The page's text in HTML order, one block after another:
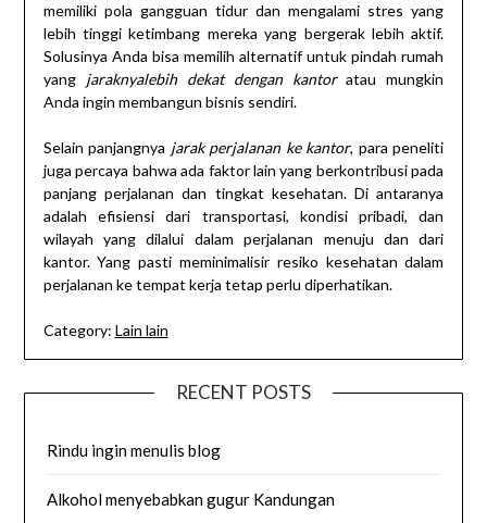
memiliki pola gangguan tidur dan mengalami stres yang
lebih tinggi ketimbang mereka yang bergerak lebih aktif.
Solusinya Anda bisa memilih alternatif untuk pindah rumah
yang jaraknyalebih dekat dengan kantoratau mungkin
Anda ingin membangun bisnis sendiri.
Selain panjangnya jarak perjalanan ke kantor, para peneliti
juga percaya bahwa ada faktor lain yang berkontribusi pada
panjang perjalanan dan tingkat kesehatan. Di antaranya
adalah efisiensi dari transportasi, kondisi pribadi, dan
wilayah yang dilalui dalam perjalanan menuju dan dari
kantor. Yang pasti meminimalisir resiko kesehatan dalam
perjalanan ke tempat kerja tetap perlu diperhatikan.
Category: Lain lain
RECENT POSTS
Rindu ingin menulis blog
Alkohol menyebabkan gugur Kandungan